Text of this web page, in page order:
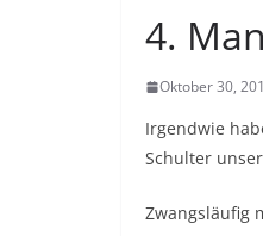
4.
Oktober 30,
Irgendwie
Schulter
Zwangsläufig